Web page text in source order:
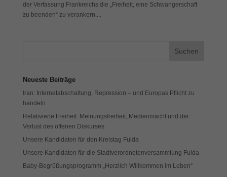
der Verfassung Frankreichs die „Freiheit, eine Schwangerschaft
zu beenden“ zu verankern....
Neueste Beiträge
Iran: Internetabschaltung, Repression – und Europas Pflicht zu
handeln
Relativierte Freiheit: Meinungsfreiheit, Medienmacht und der
Verlust des offenen Diskurses
Unsere Kandidaten für den Kreistag Fulda
Unsere Kandidaten für die Stadtverordnetenversammlung Fulda
Baby-Begrüßungsprogramm „Herzlich Willkommen im Leben“